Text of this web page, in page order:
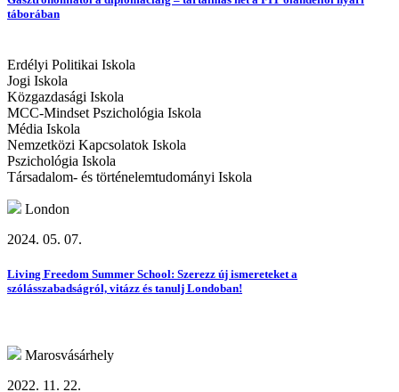
táborában
Erdélyi Politikai Iskola
Jogi Iskola
Közgazdasági Iskola
MCC-Mindset Pszichológia Iskola
Média Iskola
Nemzetközi Kapcsolatok Iskola
Pszichológia Iskola
Társadalom- és történelemtudományi Iskola
London
2024. 05. 07.
Living Freedom Summer School: Szerezz új ismereteket a
szólásszabadságról, vitázz és tanulj Londoban!
Marosvásárhely
2022. 11. 22.